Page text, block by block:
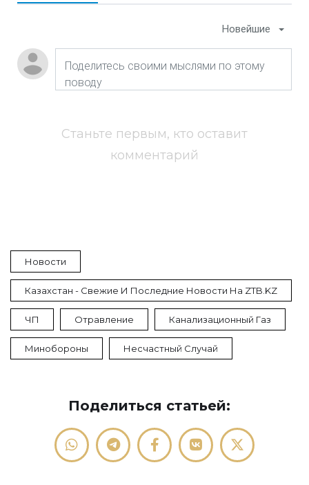
Новейшие
Станьте первым, кто оставит
комментарий
Новости
Казахстан - Свежие И Последние Новости На ZTB.KZ
ЧП Отравление Канализационный Газ
Минобороны Несчастный Случай
Поделиться статьей: